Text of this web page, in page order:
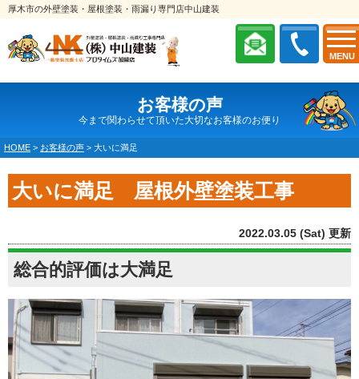
MENU
厚木市の外壁塗装・屋根塗装・雨漏り専門店中山建装
お客様の声
今まで関わらせて頂いた大切なお客様のお便り
HOME > お客様の声 > 大いに満足
大いに満足 屋根外壁塗装工事
2022.03.05 (Sat) 更新
総合的評価は大満足